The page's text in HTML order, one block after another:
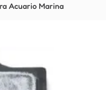
Acuario Marina